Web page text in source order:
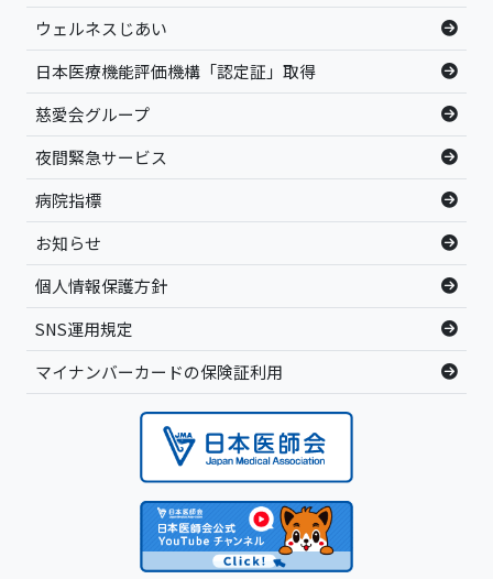
ウェルネスじあい
日本医療機能評価機構「認定証」取得
慈愛会グループ
夜間緊急サービス
病院指標
お知らせ
個人情報保護方針
SNS運用規定
マイナンバーカードの保険証利用